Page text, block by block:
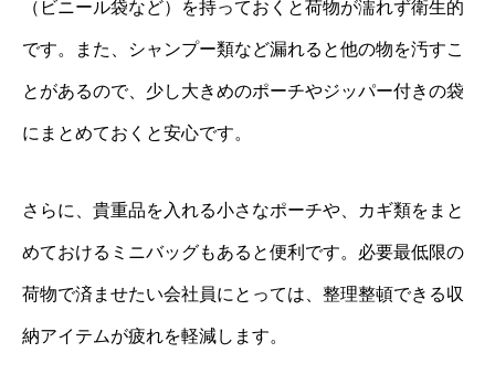
（ビニール袋など）を持っておくと荷物が濡れず衛生的
です。また、シャンプー類など漏れると他の物を汚すこ
とがあるので、少し大きめのポーチやジッパー付きの袋
にまとめておくと安心です。
さらに、貴重品を入れる小さなポーチや、カギ類をまと
めておけるミニバッグもあると便利です。必要最低限の
荷物で済ませたい会社員にとっては、整理整頓できる収
納アイテムが疲れを軽減します。